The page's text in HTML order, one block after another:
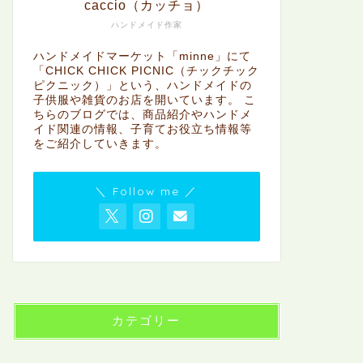
ハンドメイド作家
caccio（カッチョ）
ハンドメイドマーケット「minne」にて
「CHICK CHICK PICNIC（チックチック
ピクニック）」という、ハンドメイドの
子供服や雑貨のお店を開いています。 こ
ちらのブログでは、商品紹介やハンドメ
イド関連の情報、子育てお役立ち情報等
をご紹介していきます。
＼ Follow me ／
カテゴリー